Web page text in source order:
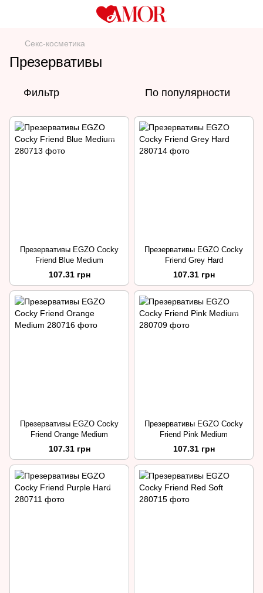
Секс-косметика
Презервативы
Фильтр По популярности
Презервативы EGZO Cocky
Friend Blue Medium
107.31 грн
Презервативы EGZO Cocky
Friend Grey Hard
107.31 грн
Презервативы EGZO Cocky
Friend Orange Medium
107.31 грн
Презервативы EGZO Cocky
Friend Pink Medium
107.31 грн